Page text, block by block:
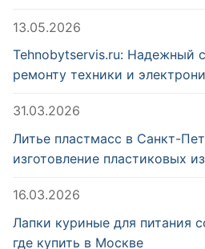
13.05.2026
Tehnobytservis.ru: Надежный
ремонту техники и
31.03.2026
Литье пластмасс в Санкт-
изготовление пластиковых
16.03.2026
Лапки куриные для питания
где купить в Москве